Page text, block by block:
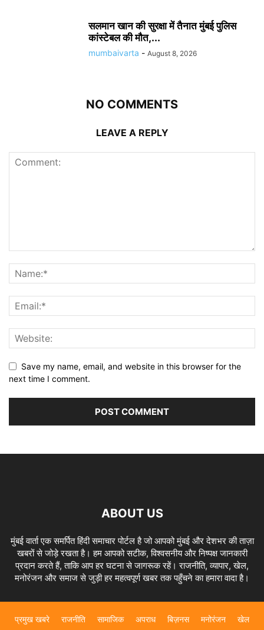
सलमान खान की सुरक्षा में तैनात मुंबई पुलिस
कांस्टेबल की मौत,...
mumbaivarta - August 8, 2026
NO COMMENTS
LEAVE A REPLY
Save my name, email, and website in this browser for the
next time I comment.
ABOUT US
मुंबई वार्ता एक समर्पित हिंदी समाचार पोर्टल है जो आपको मुंबई और देशभर की ताज़ा
खबरों से जोड़े रखता है। हम आपको सटीक, विश्वसनीय और निष्पक्ष जानकारी
प्रदान करते हैं, ताकि आप हर घटना से जागरूक रहें। राजनीति, व्यापार, खेल,
मनोरंजन और समाज से जुड़ी हर महत्वपूर्ण खबर तक पहुँचने का हमारा वादा है।
प्रमुख खबरे राजनीति सामाजिक अपराध बिज़नस मनोरंजन खेल